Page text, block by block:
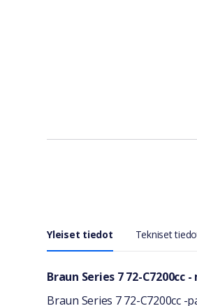
Yleiset tiedot Tekniset
Yleiset tiedot
Braun Series 7 72-
Braun Series 7 72-C7200cc